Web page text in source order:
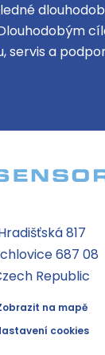
servis a
817
687 08
Republic
na mapě
cookies